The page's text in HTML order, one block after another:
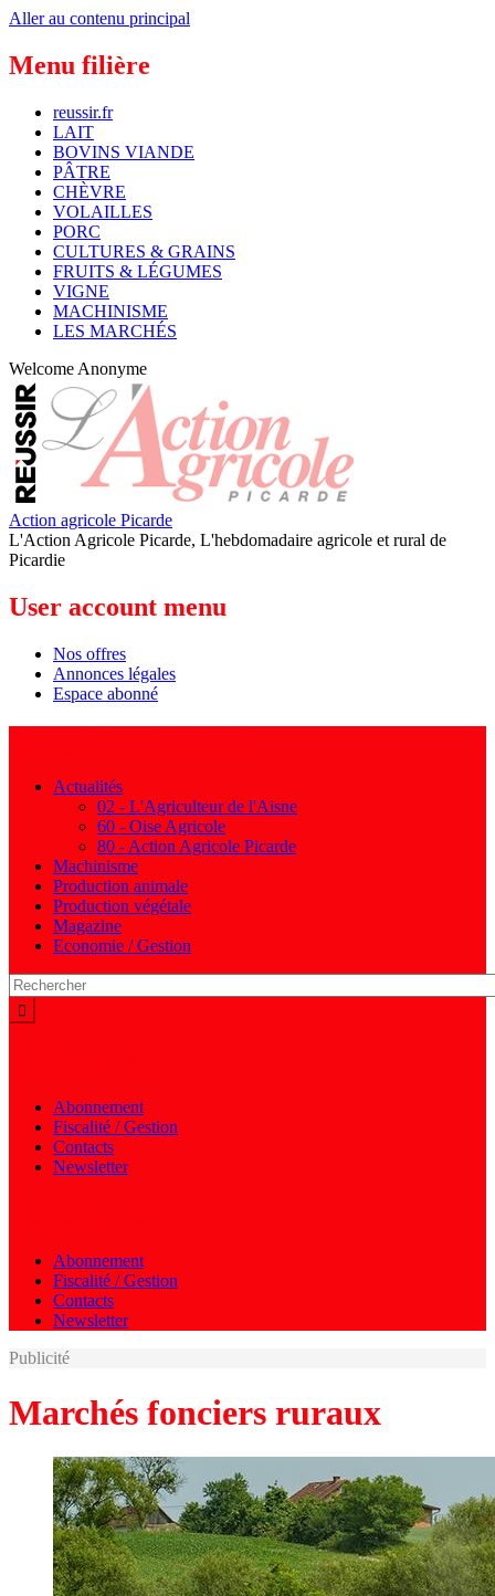
Aller au contenu principal
Menu filière
reussir.fr
LAIT
BOVINS VIANDE
PÂTRE
CHÈVRE
VOLAILLES
PORC
CULTURES & GRAINS
FRUITS & LÉGUMES
VIGNE
MACHINISME
LES MARCHÉS
Welcome Anonyme
Action agricole Picarde
L'Action Agricole Picarde, L'hebdomadaire agricole et rural de
Picardie
User account menu
Nos offres
Annonces légales
Espace abonné
Actualités
02 - L'Agriculteur de l'Aisne
60 - Oise Agricole
80 - Action Agricole Picarde
Machinisme
Production animale
Production végétale
Magazine
Economie / Gestion
Abonnement
Fiscalité / Gestion
Contacts
Newsletter
Abonnement
Fiscalité / Gestion
Contacts
Newsletter
Publicité
Marchés fonciers ruraux